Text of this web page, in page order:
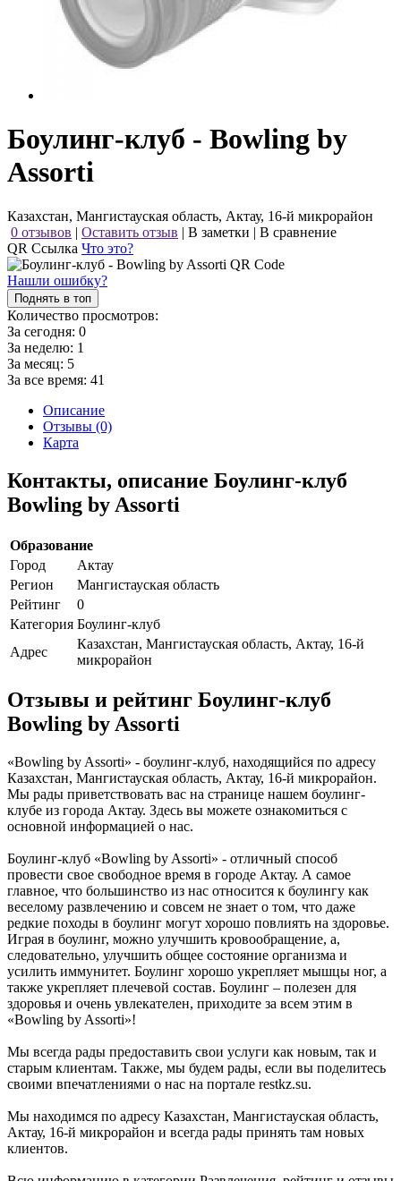
Боулинг-клуб - Bowling by
Assorti
Казахстан, Мангистауская область, Актау, 16-й микрорайон
0 отзывов | Оставить отзыв | В заметки | В сравнение
QR Ссылка Что это?
Нашли ошибку?
Поднять в топ
Количество просмотров:
За сегодня: 0
За неделю: 1
За месяц: 5
За все время: 41
Описание
Отзывы (0)
Карта
Контакты, описание Боулинг-клуб
Bowling by Assorti
Образование
Город
Актау
Регион
Мангистауская область
Рейтинг
0
Категория Боулинг-клуб
Адрес
Казахстан, Мангистауская область, Актау, 16-й
микрорайон
Отзывы и рейтинг Боулинг-клуб
Bowling by Assorti
«Bowling by Assorti» - боулинг-клуб, находящийся по адресу
Казахстан, Мангистауская область, Актау, 16-й микрорайон.
Мы рады приветствовать вас на странице нашем боулинг-
клубе из города Актау. Здесь вы можете ознакомиться с
основной информацией о нас.
Боулинг-клуб «Bowling by Assorti» - отличный способ
провести свое свободное время в городе Актау. А самое
главное, что большинство из нас относится к боулингу как
веселому развлечению и совсем не знает о том, что даже
редкие походы в боулинг могут хорошо повлиять на здоровье.
Играя в боулинг, можно улучшить кровообращение, а,
следовательно, улучшить общее состояние организма и
усилить иммунитет. Боулинг хорошо укрепляет мышцы ног, а
также укрепляет плечевой состав. Боулинг – полезен для
здоровья и очень увлекателен, приходите за всем этим в
«Bowling by Assorti»!
Мы всегда рады предоставить свои услуги как новым, так и
старым клиентам. Также, мы будем рады, если вы поделитесь
своими впечатлениями о нас на портале restkz.su.
Мы находимся по адресу Казахстан, Мангистауская область,
Актау, 16-й микрорайон и всегда рады принять там новых
клиентов.